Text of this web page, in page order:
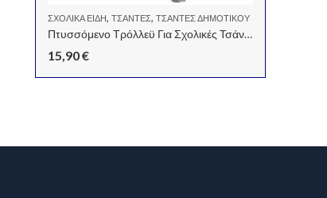
ΣΧΟΛΙΚΆ ΕΊΔΗ, ΤΣΆΝΤΕΣ, ΤΣΑΝΤΕΣ ΔΗΜΟΤΙΚΟΥ
Πτυσσόμενο Τρόλλεϋ Για Σχολικές Τσάντες
15,90€